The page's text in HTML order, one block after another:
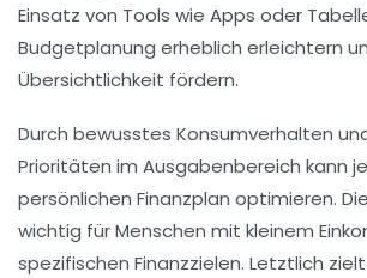
Einsatz von Tools wie Apps oder
Budgetplanung erheblich erleichtern
Übersichtlichkeit fördern.
Durch bewusstes Konsumverhalten
Prioritäten im Ausgabenbereich kann
persönlichen Finanzplan optimieren.
wichtig für Menschen mit kleinem
spezifischen Finanzzielen. Letztlich